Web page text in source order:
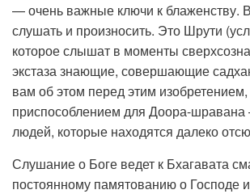
— очень важные ключи к блаженству.
слушать и произносить. Это Шрути
которое слышат в моменты
экстаза знающие, совершающие
вам об этом перед этим изобретением,
приспособлением для Доора-
людей, которые находятся далеко
Слушание о Боге ведет к Бхагавата
постоянному памятованию о Господе